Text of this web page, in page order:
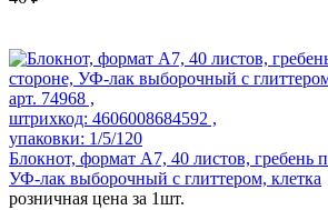
арт. 74968 ,
штрихкод: 4606008684592 ,
упаковки: 1/5/120
Блокнот, формат А7, 40 листов, гребень
УФ-лак выборочный с глиттером, клетка
розничная цена за 1шт.